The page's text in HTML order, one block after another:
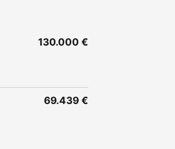
130.000 €
69.439 €